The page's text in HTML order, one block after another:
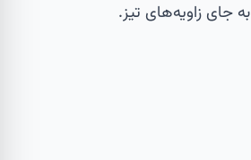
به جای زاویه‌های تیز.